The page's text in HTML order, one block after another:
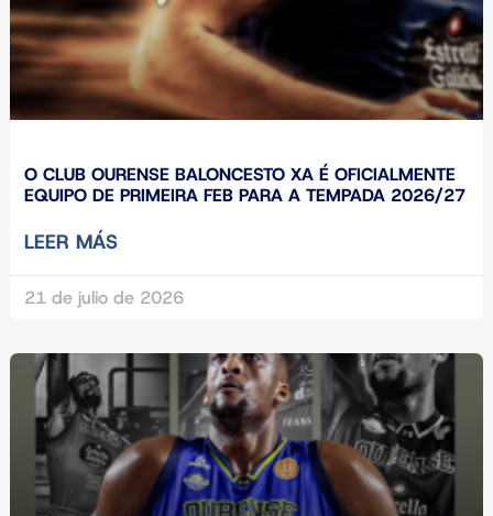
O CLUB OURENSE BALONCESTO XA É OFICIALMENTE
EQUIPO DE PRIMEIRA FEB PARA A TEMPADA 2026/27
LEER MÁS
21 de julio de 2026